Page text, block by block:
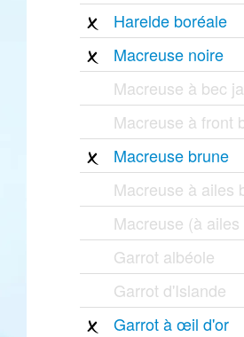
Harelde boréale
Macreuse noire
Macreuse à bec
Macreuse à front
Macreuse brune
Macreuse à ailes
Macreuse (à
Garrot albéole
Garrot d'Islande
Garrot à œil d'or